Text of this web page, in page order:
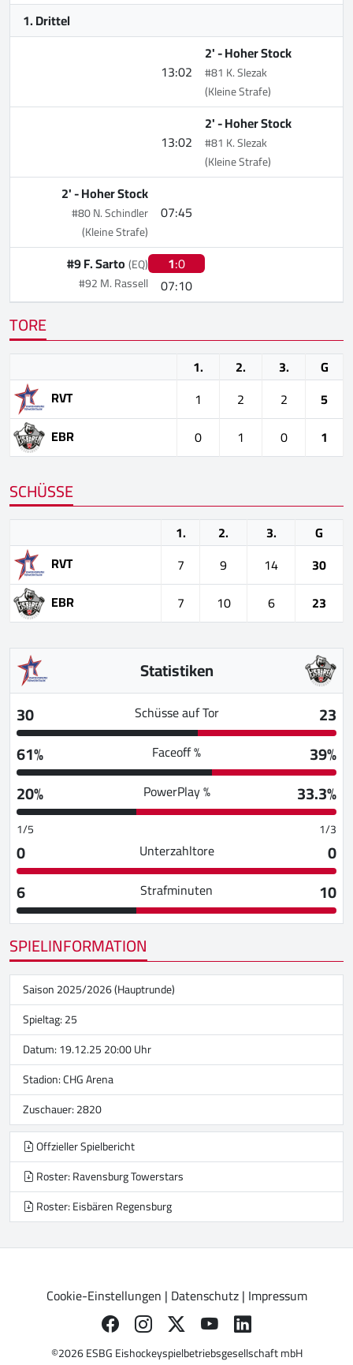
1. Drittel
13:02
2' -Hoher Stock
#81 K. Slezak
(Kleine Strafe)
13:02
2' -Hoher Stock
#81 K. Slezak
(Kleine Strafe)
07:45
2' -Hoher Stock
#80 N. Schindler
(Kleine Strafe)
1:0
07:10
#9 F. Sarto(EQ)
#92 M. Rassell
TORE
1. 2. 3.
G
RVT
1 2 2
5
EBR
0 1 0 1
SCHÜSSE
1. 2. 3.
G
RVT
7 9 14
30
EBR
7 10 6 23
Statistiken
30
Schüsse auf Tor
23
61%
Faceoff %
39%
20%
PowerPlay % 33.3%
1/5 1/3
0 Unterzahltore
0
6
Strafminuten
10
SPIELINFORMATION
Saison 2025/2026 (Hauptrunde)
Spieltag: 25
Datum: 19.12.25 20:00 Uhr
Stadion:CHG Arena
Zuschauer: 2820
Offzieller Spielbericht
Roster: Ravensburg Towerstars
Roster: Eisbären Regensburg
Cookie-Einstellungen | Datenschutz| Impressum
©2026 ESBG Eishockeyspielbetriebsgesellschaft mbH